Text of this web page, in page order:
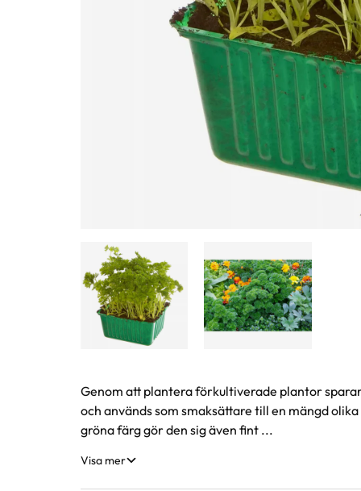
Produktinformation
Genom att plantera förkultiverade plantor
och används som smaksättare till en mängd
gröna färg gör den sig även fint ...
Visa mer